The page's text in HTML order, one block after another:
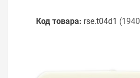
Код товара: rse.t04d1